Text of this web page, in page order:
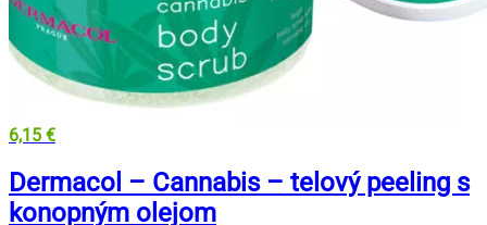
6,15 €
Dermacol – Cannabis – telový peeling s
konopným olejom